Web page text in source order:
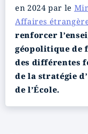
en 2024 par le
Affaires
renforcer
géopolitique de
des différentes
de la stratégie
de l’École.